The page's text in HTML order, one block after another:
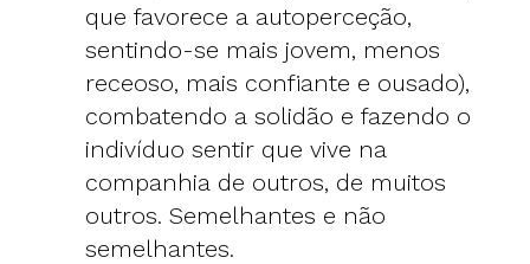
que favorece a autoperceção,
sentindo-se mais jovem, menos
receoso, mais confiante e ousado),
combatendo a solidão e fazendo o
indivíduo sentir que vive na
companhia de outros, de muitos
outros. Semelhantes e não
semelhantes.